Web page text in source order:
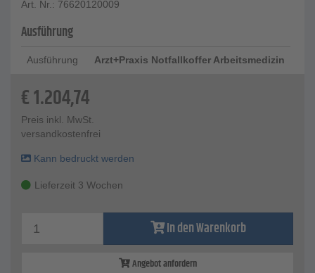
Art. Nr.: 76620120009
Ausführung
Ausführung Arzt+Praxis Notfallkoffer Arbeitsmedizin
€1.204,74
Preis inkl. MwSt.
versandkostenfrei
Kann bedruckt werden
Lieferzeit 3 Wochen
In den Warenkorb
Angebot anfordern